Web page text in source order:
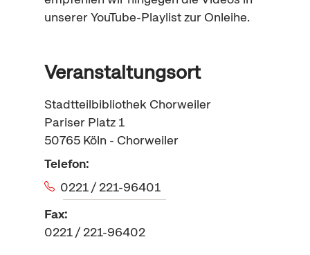
unsererYouTube-Playlistzur Onleihe.
Veranstaltungsort
Stadtteilbibliothek Chorweiler
Pariser Platz 1
50765 Köln - Chorweiler
Telefon:
0221 / 221-96401
Fax:
0221 / 221-96402